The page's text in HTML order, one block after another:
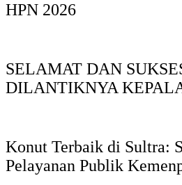
HPN 2026
SELAMAT DAN
DILANTIKNYA
Konut Terbaik di Sultra:
Pelayanan Publik